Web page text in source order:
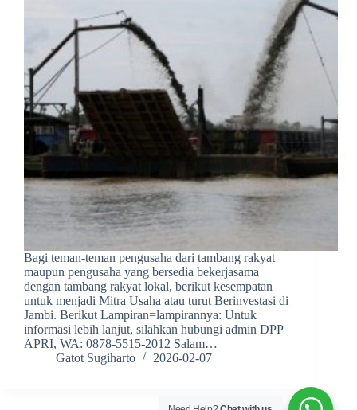
Bagi teman-teman pengusaha dari tambang rakyat
maupun pengusaha yang bersedia bekerjasama
dengan tambang rakyat lokal, berikut kesempatan
untuk menjadi Mitra Usaha atau turut Berinvestasi di
Jambi. Berikut Lampiran=lampirannya: Untuk
informasi lebih lanjut, silahkan hubungi admin DPP
APRI, WA: 0878-5515-2012 Salam…
Gatot Sugiharto
2026-02-07